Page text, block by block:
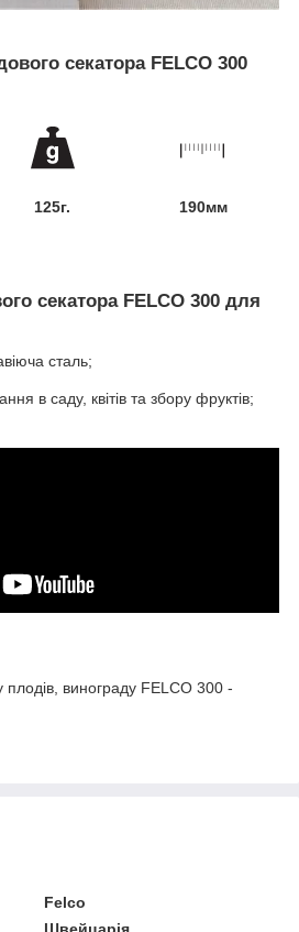
секатора FELCO 300
125г. 190мм
секатора FELCO 300 для
сталь;
в саду, квітів та збору фруктів;
плодів, винограду FELCO 300 -
Felco